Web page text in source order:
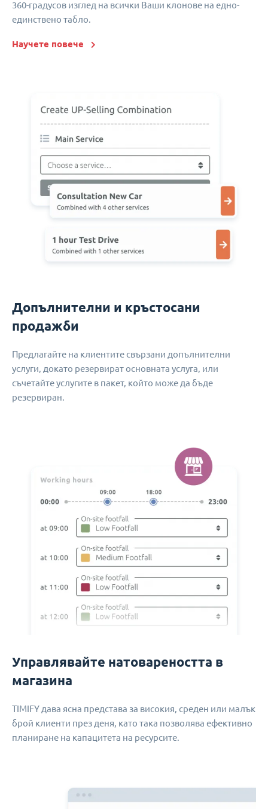
360-градусов изглед на всички Ваши клонове на едно-
единствено табло.
Научете повече
Допълнителни и кръстосани
продажби
Предлагайте на клиентите свързани допълнителни
услуги, докато резервират основната услуга, или
съчетайте услугите в пакет, който може да бъде
резервиран.
Управлявайте натовареността в
магазина
TIMIFY дава ясна представа за високия, среден или малък
брой клиенти през деня, като така позволява ефективно
планиране на капацитета на ресурсите.